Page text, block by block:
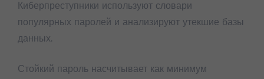
Киберпреступники используют словари
популярных паролей и анализируют утекшие базы
данных.
Стойкий пароль насчитывает как минимум